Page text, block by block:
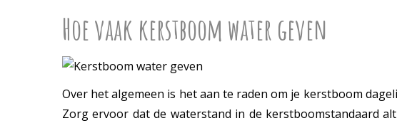
Hoe vaak kerstboom water geven
Over het algemeen is het aan te raden om je kerstboom
Zorg ervoor dat de waterstand in de kerstboomstandaard